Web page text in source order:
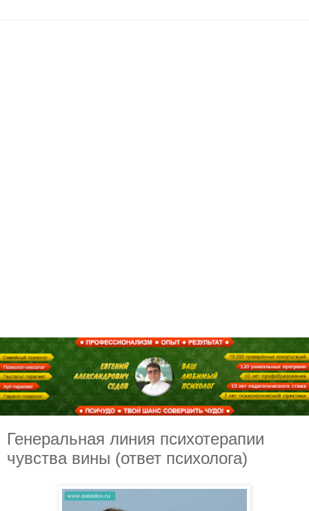
Генеральная линия психотерапии
чувства вины (ответ психолога)